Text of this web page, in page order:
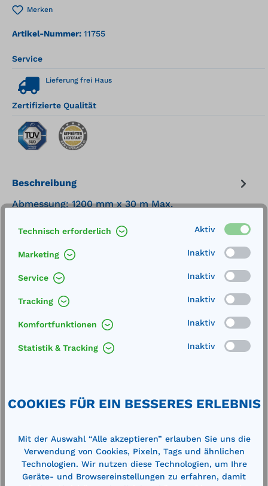
Merken
Artikel-Nummer: 11755
Service
Lieferung frei Haus
Zertifizierte Qualität
Beschreibung
Abmessung: 1200 mm x 30 m Max.
LiterCemsorb Material aus einer staubfreien,
Mehr
Produktgalerie überspringen
Cross-Selling
%
Technisch erforderlich Aktiv
Marketing Inaktiv
Service Inaktiv
Tracking Inaktiv
Komfortfunktionen Inaktiv
Statistik & Tracking Inaktiv
COOKIES FÜR EIN BESSERES ERLEBNIS
Mit der Auswahl “Alle akzeptieren” erlauben Sie uns die
Verwendung von Cookies, Pixeln, Tags und ähnlichen
Technologien. Wir nutzen diese Technologien, um Ihre
Geräte- und Browsereinstellungen zu erfahren, damit